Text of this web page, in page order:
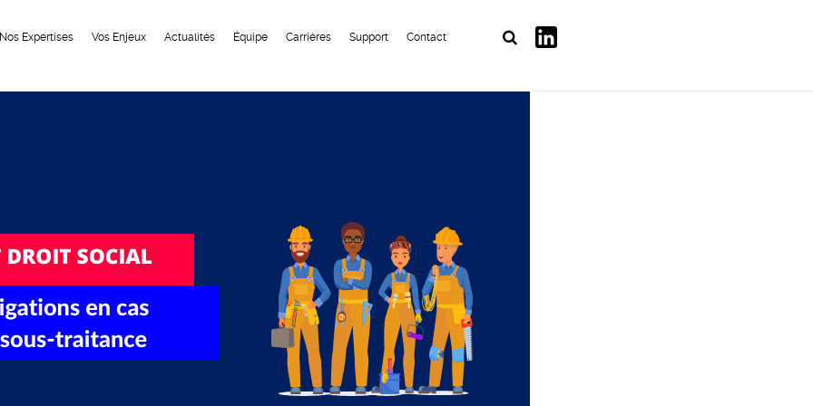
Nos Expertises Vos Enjeux Actualités Équipe Carrières Support Contact